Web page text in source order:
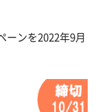
ーンを2022年9月